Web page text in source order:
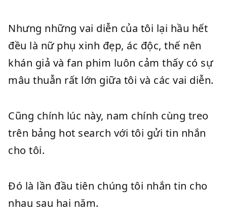
Nhưng những vai diễn của tôi lại hầu hết
đều là nữ phụ xinh đẹp, ác độc, thế nên
khán giả và fan phim luôn cảm thấy có sự
mâu thuẫn rất lớn giữa tôi và các vai diễn.
Cũng chính lúc này, nam chính cùng treo
trên bảng hot search với tôi gửi tin nhắn
cho tôi.
Đó là lần đầu tiên chúng tôi nhắn tin cho
nhau sau hai năm.